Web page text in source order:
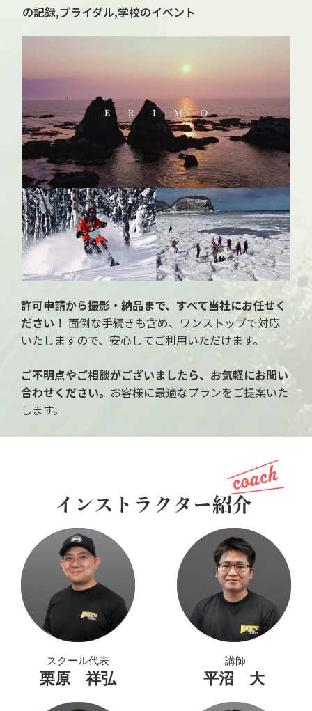
の記録,ブライダル,学校のイベント
許可申請から撮影・納品まで、すべて当社にお任せく
ださい！ 面倒な手続きも含め、ワンストップで対応
いたしますので、安心してご利用いただけます。
ご不明点やご相談がございましたら、お気軽にお問い
合わせください。 お客様に最適なプランをご提案いた
します。
スクール代表
栗原 祥弘
講師
平沼 大